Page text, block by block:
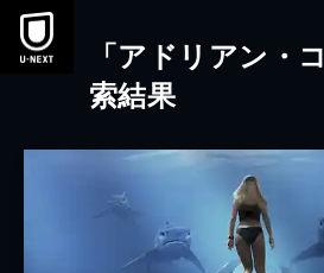
本文へスキップ
「アドリアン・
索結果